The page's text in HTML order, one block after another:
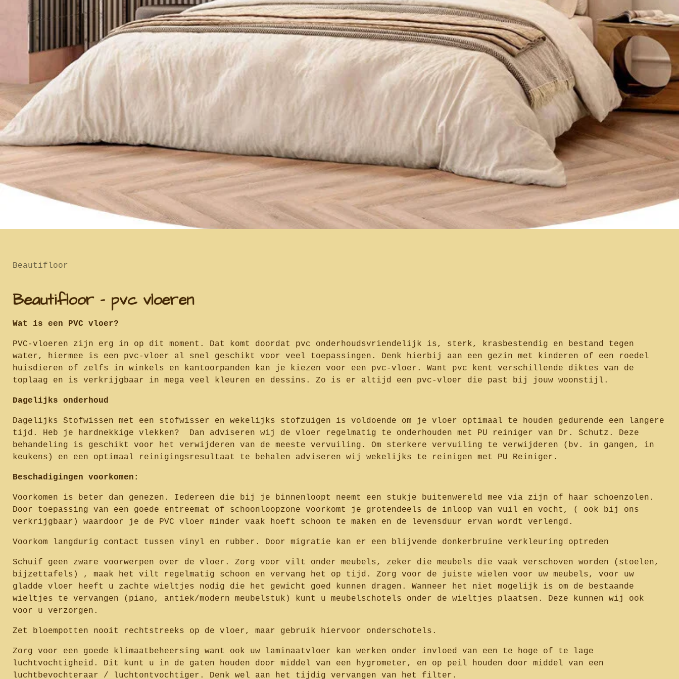
Beautifloor
Beautifloor - pvc vloeren
Wat is een PVC vloer?
PVC-vloeren zijn erg in op dit moment. Dat komt doordat pvc onderhoudsvriendelijk is, sterk, krasbestendig en bestand tegen
water, hiermee is een pvc-vloer al snel geschikt voor veel toepassingen. Denk hierbij aan een gezin met kinderen of een roedel
huisdieren of zelfs in winkels en kantoorpanden kan je kiezen voor een pvc-vloer. Want pvc kent verschillende diktes van de
toplaag en is verkrijgbaar in mega veel kleuren en dessins. Zo is er altijd een pvc-vloer die past bij jouw woonstijl.
Dagelijks onderhoud
Dagelijks Stofwissen met een stofwisser en wekelijks stofzuigen is voldoende om je vloer optimaal te houden gedurende een langere
tijd. Heb je hardnekkige vlekken? Dan adviseren wij de vloer regelmatig te onderhouden met PU reiniger van Dr. Schutz. Deze
behandeling is geschikt voor het verwijderen van de meeste vervuiling. Om sterkere vervuiling te verwijderen (bv. in gangen, in
keukens) en een optimaal reinigingsresultaat te behalen adviseren wij wekelijks te reinigen met PU Reiniger.
Beschadigingen voorkomen:
Voorkomen is beter dan genezen. Iedereen die bij je binnenloopt neemt een stukje buitenwereld mee via zijn of haar schoenzolen.
Door toepassing van een goede entreemat of schoonloopzone voorkomt je grotendeels de inloop van vuil en vocht, ( ook bij ons
verkrijgbaar) waardoor je de PVC vloer minder vaak hoeft schoon te maken en de levensduur ervan wordt verlengd.
Voorkom langdurig contact tussen vinyl en rubber. Door migratie kan er een blijvende donkerbruine verkleuring optreden
Schuif geen zware voorwerpen over de vloer. Zorg voor vilt onder meubels, zeker die meubels die vaak verschoven worden (stoelen,
bijzettafels) , maak het vilt regelmatig schoon en vervang het op tijd. Zorg voor de juiste wielen voor uw meubels, voor uw
gladde vloer heeft u zachte wieltjes nodig die het gewicht goed kunnen dragen. Wanneer het niet mogelijk is om de bestaande
wieltjes te vervangen (piano, antiek/modern meubelstuk) kunt u meubelschotels onder de wieltjes plaatsen. Deze kunnen wij ook
voor u verzorgen.
Zet bloempotten nooit rechtstreeks op de vloer, maar gebruik hiervoor onderschotels.
Zorg voor een goede klimaatbeheersing want ook uw laminaatvloer kan werken onder invloed van een te hoge of te lage
luchtvochtigheid. Dit kunt u in de gaten houden door middel van een hygrometer, en op peil houden door middel van een
luchtbevochteraar / luchtontvochtiger. Denk wel aan het tijdig vervangen van het filter.